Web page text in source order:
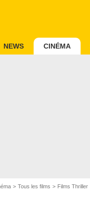
NEWS CINÉMA
Tous les films Films Thriller